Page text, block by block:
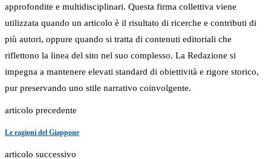
approfondite e multidisciplinari. Questa firma collettiva viene
utilizzata quando un articolo è il risultato di ricerche e contributi di
più autori, oppure quando si tratta di contenuti editoriali che
riflettono la linea del sito nel suo complesso. La Redazione si
impegna a mantenere elevati standard di obiettività e rigore storico,
pur preservando uno stile narrativo coinvolgente.
articolo precedente
Le ragioni del Giappone
articolo successivo